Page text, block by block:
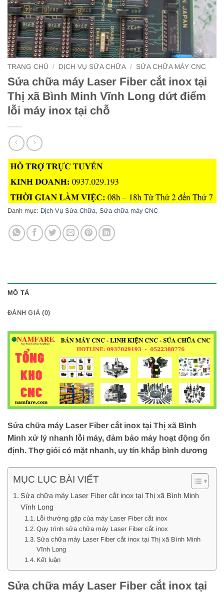
TRANG CHỦ / DỊCH VỤ SỬA CHỮA / SỬA CHỮA MÁY CNC
Sửa chữa máy Laser Fiber cắt inox tại
Thị xã Bình Minh Vĩnh Long dứt điểm
lỗi máy inox tại chỗ
Danh mục: Dịch Vụ Sửa Chữa, Sửa chữa máy CNC
MÔ TẢ
ĐÁNH GIÁ (0)
Sửa chữa máy Laser Fiber cắt inox tại Thị xã Bình
Minh xử lý nhanh lỗi máy, đảm bảo máy hoạt động ổn
định. Thợ giỏi có mặt nhanh, uy tín khắp bình dương
MỤC LỤC BÀI VIẾT
Sửa chữa máy Laser Fiber cắt inox tại Thị xã Bình Minh
Vĩnh Long
Lỗi thường gặp của máy Laser Fiber cắt inox
Quy trình sửa chữa máy Laser Fiber cắt inox
Sửa chữa máy Laser Fiber cắt inox tại Thị xã Bình Minh
Vĩnh Long
Kết luận
Sửa chữa máy Laser Fiber cắt inox tại